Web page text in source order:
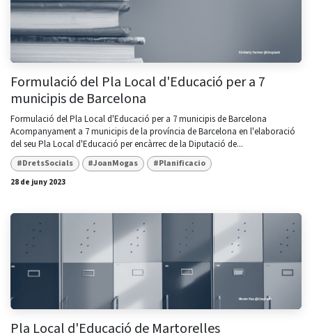
Formulació del Pla Local d'Educació per a 7
municipis de Barcelona
Formulació del Pla Local d'Educació per a 7 municipis de Barcelona
Acompanyament a 7 municipis de la província de Barcelona en l'elaboració
del seu Pla Local d'Educació per encàrrec de la Diputació de...
#DretsSocials #JoanMogas
#Planificacio
28 de juny 2023
Pla Local d'Educació de Martorelles